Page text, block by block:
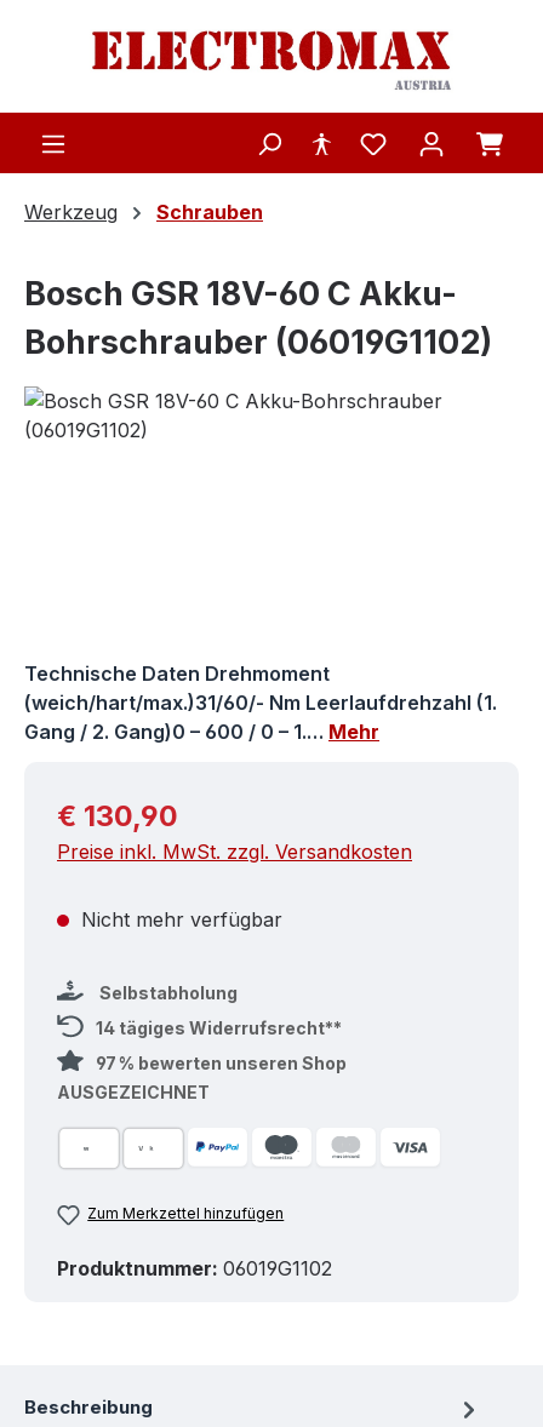
Zum Hauptinhalt springen
Werkzeug Schrauben
Bosch GSR 18V-60 C Akku-
Bohrschrauber (06019G1102)
Bildergalerie überspringen
Technische Daten Drehmoment
(weich/hart/max.)31/60/- Nm Leerlaufdrehzahl (1.
Gang / 2. Gang)0 – 600 / 0 – 1.… Mehr
Regulärer Preis:
€ 130,90
Preise inkl. MwSt. zzgl. Versandkosten
Nicht mehr verfügbar
Selbstabholung
14 tägiges Widerrufsrecht**
97 % bewerten unseren Shop
AUSGEZEICHNET
Zum Merkzettel hinzufügen
Produktnummer: 06019G1102
Beschreibung